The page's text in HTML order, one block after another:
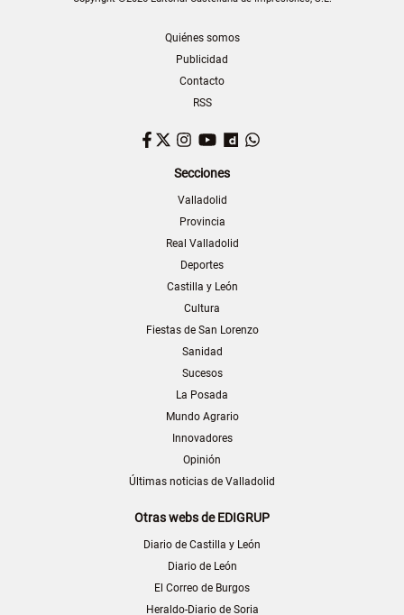
Quiénes somos
Publicidad
Contacto
RSS
Facebook
TwitterInstagram
YouTubeDailymotion
Secciones
Valladolid
Provincia
Real Valladolid
Deportes
Castilla y León
Cultura
Fiestas de San Lorenzo
Sanidad
Sucesos
La Posada
Mundo Agrario
Innovadores
Opinión
Últimas noticias de Valladolid
Otras webs de EDIGRUP
Diario de Castilla y León
Diario de León
El Correo de Burgos
Heraldo-Diario de Soria